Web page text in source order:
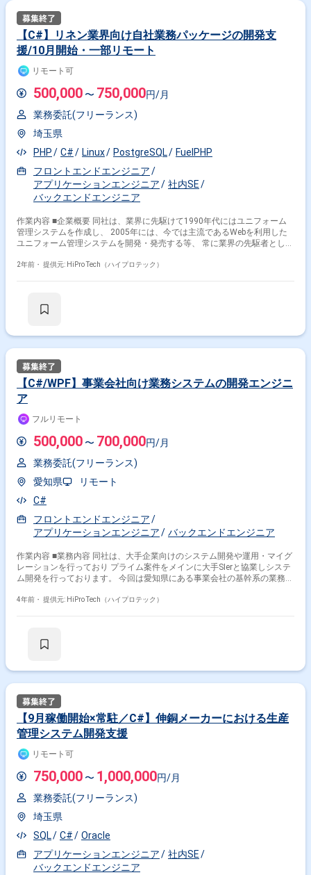
【C#】リネン業界向け自社業務パッケージの開発支
援/10月開始・一部リモート
リモート可
500,000 〜 750,000円/月
業務委託(フリーランス)
埼玉県
PHP
C# Linux PostgreSQL
FuelPHP
フロントエンドエンジニア
アプリケーションエンジニア
社内SE
バックエンドエンジニア
作業内容 ■企業概要 同社は、業界に先駆けて1990年代にはユニフォーム
管理システムを作成し、 2005年には、今では主流であるWebを利用した
ユニフォーム管理システムを開発・発売する等、 常に業界の先駆者として
リネンサプライ業界向けに ユニフォーム入出荷状況の可視化、ユーザー管
社していただきます。 ※草加駅からバスで10分 クライアントからの案件引
2年前・ 提供元: HiPro Tech（ハイプロテック）
【C#/WPF】事業会社向け業務システムの開発エンジニ
ア
フルリモート
500,000 〜 700,000円/月
業務委託(フリーランス)
愛知県
リモート
C#
フロントエンドエンジニア
アプリケーションエンジニア
バックエンドエンジニア
作業内容 ■業務内容 同社は、大手企業向けのシステム開発や運用・マイグ
レーションを行っており プライム案件をメインに大手SIerと協業しシステ
ム開発を行っております。 今回は愛知県にある事業会社の基幹系の業務シ
（WPF）で再構築していくPJです。 現在要件定義フェーズが終了し開発に
ります。 今回は、基幹系の業務システムPJです。現在、IBM i (AS/400) で
4年前・ 提供元: HiPro Tech（ハイプロテック）
【9月稼働開始×常駐／C#】伸銅メーカーにおける生産
管理システム開発支援
リモート可
750,000 〜 1,000,000円/月
業務委託(フリーランス)
埼玉県
SQL
C#
Oracle
アプリケーションエンジニア
社内SE
バックエンドエンジニア